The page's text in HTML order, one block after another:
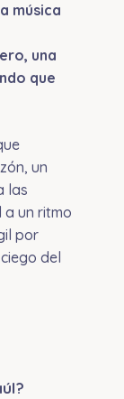
música
una
que
un
las
un ritmo
por
del